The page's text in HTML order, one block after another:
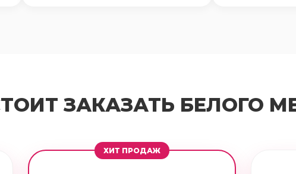
ЗАКАЗАТЬ БЕЛОГО
ХИТ ПРОДАЖ